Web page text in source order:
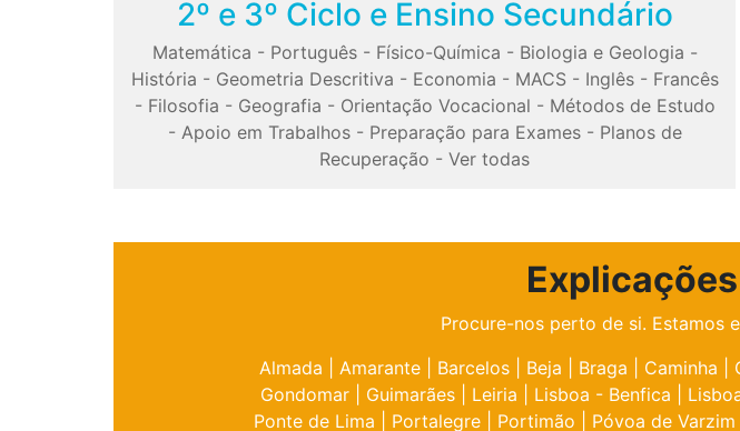
2º e 3º Ciclo e Ensino Secundário
Matemática - Português- Físico-Química - Biologia e Geologia -
História - Geometria Descritiva - Economia - MACS- Inglês- Francês
- Filosofia - Geografia - Orientação Vocacional - Métodos de Estudo
- Apoio em Trabalhos- Preparação para Exames- Planos de
Recuperação - Ver todas
Procure-nos perto de si. Estamos
Almada
Amarante Barcelos Beja Braga Caminha
Gondomar
Guimarães Leiria Lisboa - Benfica
Ponte de Lima
Portalegre Portimão Póvoa de Varzim